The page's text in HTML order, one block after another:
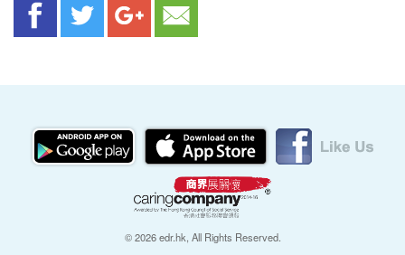
© 2026 edr.hk, All Rights Reserved.